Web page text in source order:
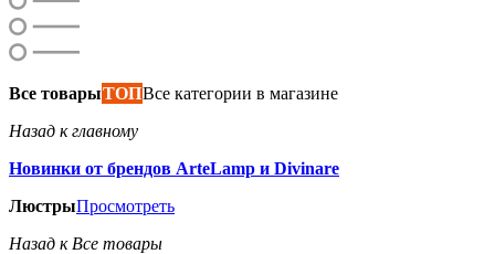
Все товарыТОПВсе категории в магазине
Назад к главному
Новинки от брендов ArteLamp и Divinare
ЛюстрыПросмотреть
Назад к Все товары